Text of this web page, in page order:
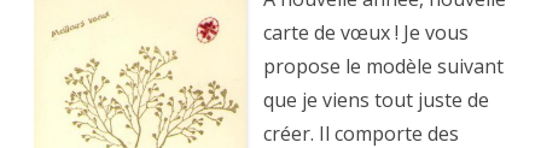
perles
brodées
et
ruban
carte de vœux ! Je vous
propose le modèle suivant
que je viens tout juste de
créer. Il comporte des